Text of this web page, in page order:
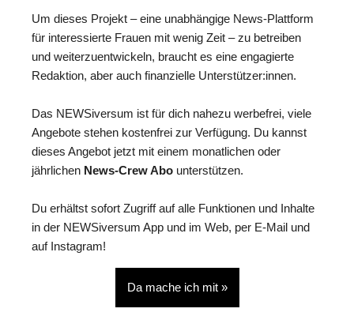
Um dieses Projekt – eine unabhängige News-Plattform
für interessierte Frauen mit wenig Zeit – zu betreiben
und weiterzuentwickeln, braucht es eine engagierte
Redaktion, aber auch finanzielle Unterstützer:innen.
Das NEWSiversum ist für dich nahezu werbefrei, viele
Angebote stehen kostenfrei zur Verfügung. Du kannst
dieses Angebot jetzt mit einem monatlichen oder
jährlichen News-Crew Abo unterstützen.
Du erhältst sofort Zugriff auf alle Funktionen und Inhalte
in der NEWSiversum App und im Web, per E-Mail und
auf Instagram!
Da mache ich mit »